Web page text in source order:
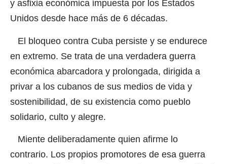
y asfixia económica impuesta por los Estados
Unidos desde hace más de 6 décadas.
El bloqueo contra Cuba persiste y se endurece
en extremo. Se trata de una verdadera guerra
económica abarcadora y prolongada, dirigida a
privar a los cubanos de sus medios de vida y
sostenibilidad, de su existencia como pueblo
solidario, culto y alegre.
Miente deliberadamente quien afirme lo
contrario. Los propios promotores de esa guerra